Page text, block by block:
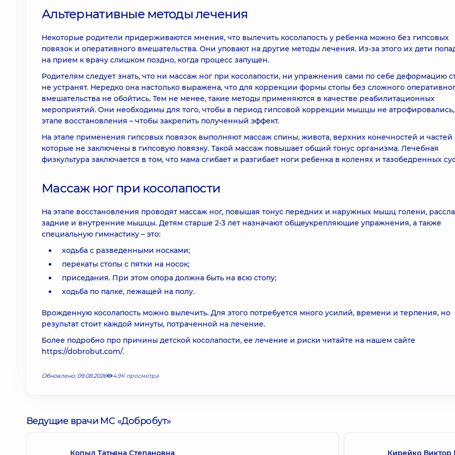
Альтернативные методы лечения
Некоторые родители придерживаются мнения, что вылечить косолапость у ребенка можно без гипсовых
повязок и оперативного вмешательства. Они уповают на другие методы лечения. Из-за этого их дети
на прием к врачу слишком поздно, когда процесс запущен.
Родителям следует знать, что ни массаж ног при косолапости, ни упражнения сами по себе деформацию
не устранят. Нередко она настолько выражена, что для коррекции формы стопы без сложного
вмешательства не обойтись. Тем не менее, такие методы применяются в качестве реабилитационных
мероприятий. Они необходимы для того, чтобы в период гипсовой коррекции мышцы не атрофировались,
этапе восстановления – чтобы закрепить полученный эффект.
На этапе применения гипсовых повязок выполняют массаж спины, живота, верхних конечностей и частей
которые не заключены в гипсовую повязку. Такой массаж повышает общий тонус организма. Лечебная
физкультура заключается в том, что мама сгибает и разгибает ноги ребенка в коленях и тазобедренных
Массаж ног при косолапости
На этапе восстановления проводят массаж ног, повышая тонус передних и наружных мышц голени,
задние и внутренние мышцы. Детям старше 2-3 лет назначают общеукрепляющие упражнения, а также
специальную гимнастику – это:
ходьба с разведенными носками;
перекаты стопы с пятки на носок;
приседания. При этом опора должна быть на всю стопу;
ходьба по палке, лежащей на полу.
Врожденную косолапость можно вылечить. Для этого потребуется много усилий, времени и терпения, но
результат стоит каждой минуты, потраченной на лечение.
Более подробно про причины детской косолапости, ее лечение и риски читайте на нашем сайте
https://dobrobut.com/.
Обновлено: 09.08.2026 4.9К просмотра
Ведущие врачи МС «Добробут»
Копыл Татьяна Степановна Кирейко Виктор